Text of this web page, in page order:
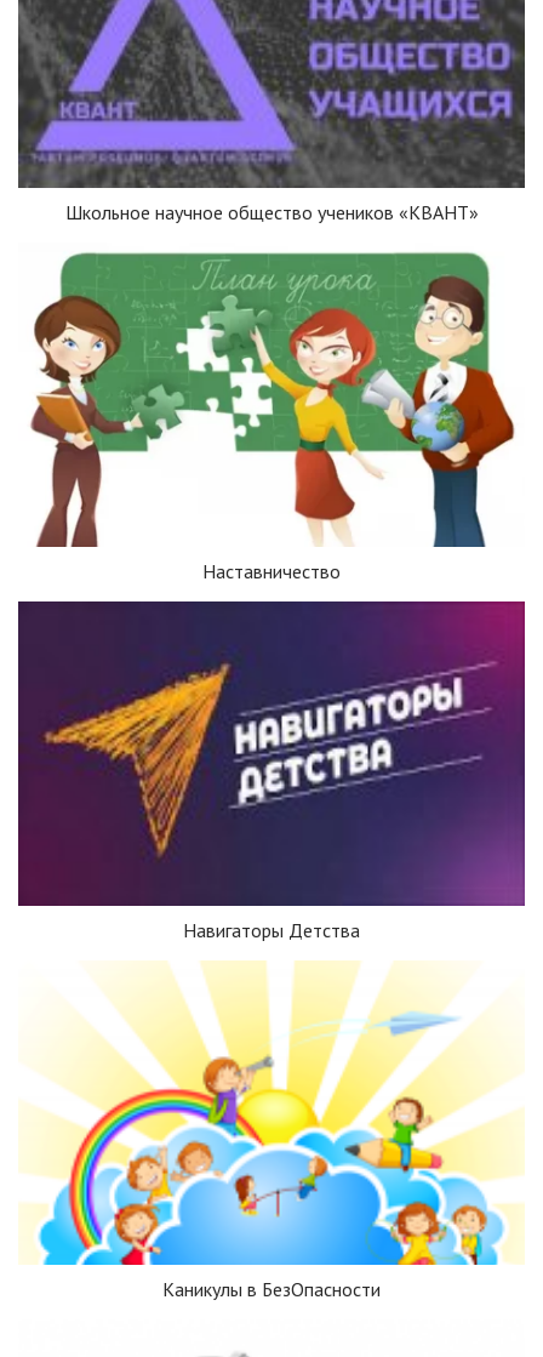
Школьное научное общество учеников «КВАНТ»
Наставничество
Навигаторы Детства
Каникулы в БезОпасности